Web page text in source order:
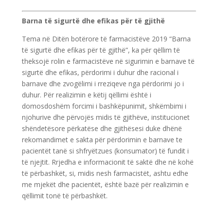
Barna të sigurtë dhe efikas për të gjithë
Tema në Ditën botërore të farmacistëve 2019 “Barna
të sigurtë dhe efikas për të gjithë”, ka për qëllim të
theksojë rolin e farmacistëve në sigurimin e barnave të
sigurtë dhe efikas, përdorimi i duhur dhe racional i
barnave dhe zvogëlimi i rreziqeve nga përdorimi jo i
duhur. Për realizimin e këtij qëllimi është i
domosdoshëm forcimi i bashkëpunimit, shkëmbimi i
njohurive dhe përvojës midis të gjithëve, institucionet
shëndetësore përkatëse dhe gjithësesi duke dhënë
rekomandimet e sakta për përdorimin e barnave te
pacientët tanë si shfryëtzues (konsumator) të fundit i
të njejtit. Rrjedha e informacionit të saktë dhe në kohë
të përbashkët, si, midis nesh farmacistët, ashtu edhe
me mjekët dhe pacientët, është bazë për realizimin e
qëllimit tonë të përbashkët.